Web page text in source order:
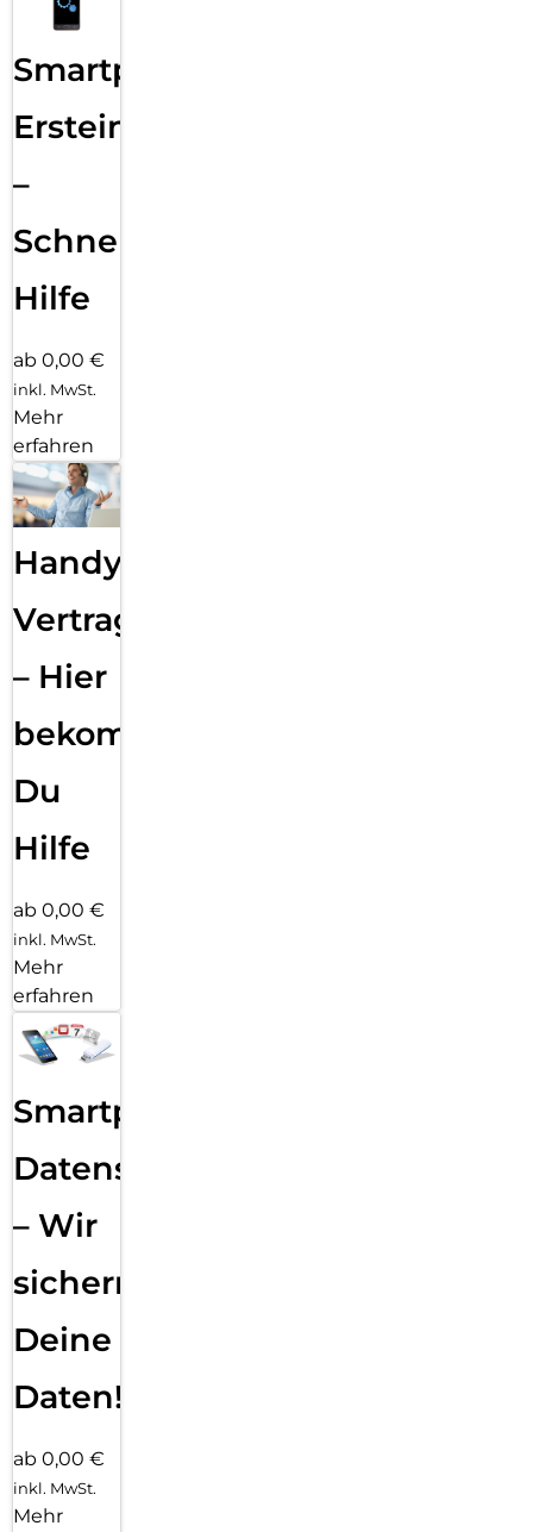
Smartphone
Ersteinrichtung
–
Schnelle
Hilfe
ab 0,00 €
inkl. MwSt.
Mehr
erfahren
Handy
Vertragsabwicklung
– Hier
bekommst
Du
Hilfe
ab 0,00 €
inkl. MwSt.
Mehr
erfahren
Smartphone
Datensicherung
– Wir
sichern
Deine
Daten!
ab 0,00 €
inkl. MwSt.
Mehr